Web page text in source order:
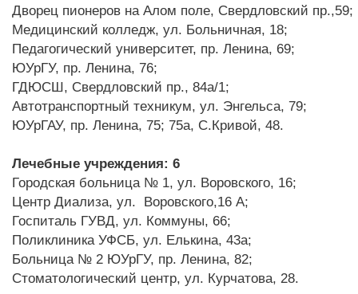
Дворец пионеров на Алом поле, Свердловский пр.,59;
Медицинский колледж, ул. Больничная, 18;
Педагогический университет, пр. Ленина, 69;
ЮУрГУ, пр. Ленина, 76;
ГДЮСШ, Свердловский пр., 84а/1;
Автотранспортный техникум, ул. Энгельса, 79;
ЮУрГАУ, пр. Ленина, 75; 75а, С.Кривой, 48.
Лечебные учреждения: 6
Городская больница № 1, ул. Воровского, 16;
Центр Диализа, ул. Воровского,16 А;
Госпиталь ГУВД, ул. Коммуны, 66;
Поликлиника УФСБ, ул. Елькина, 43а;
Больница № 2 ЮУрГУ, пр. Ленина, 82;
Стоматологический центр, ул. Курчатова, 28.